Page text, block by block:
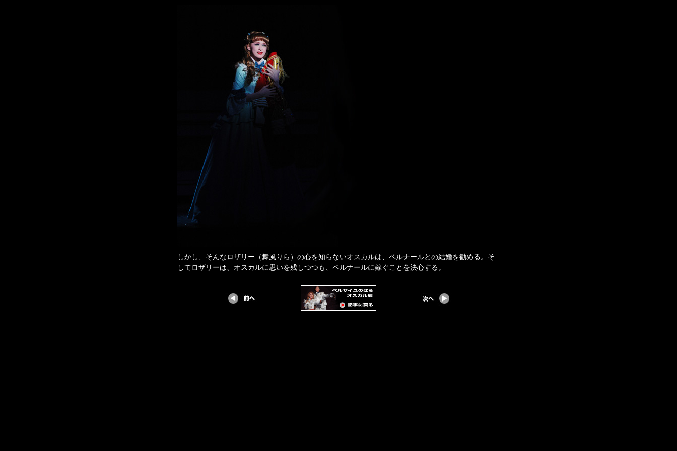
しかし、そんなロザリー（舞風りら）の心を知らないオスカルは、ベルナールとの結婚を勧める。そ
してロザリーは、オスカルに思いを残しつつも、ベルナールに嫁ぐことを決心する。